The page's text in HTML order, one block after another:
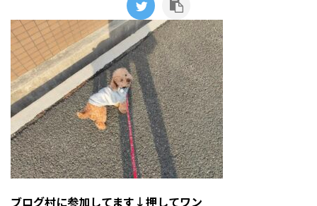
ブログ村に参加してます↓押してワン